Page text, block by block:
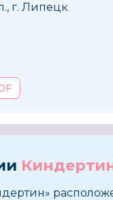
г. Липецк